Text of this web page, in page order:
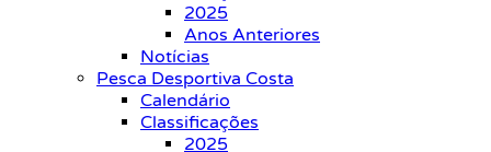
2025
Anos Anteriores
Notícias
Pesca Desportiva Costa
Calendário
Classificações
2025